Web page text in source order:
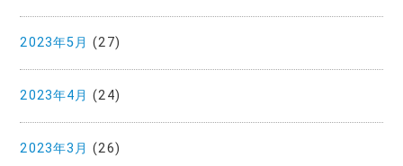
2023年5月 (27)
2023年4月 (24)
2023年3月 (26)